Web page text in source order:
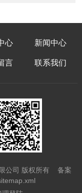
心 新闻中心
言 联系我们
限公司 版权所有备案